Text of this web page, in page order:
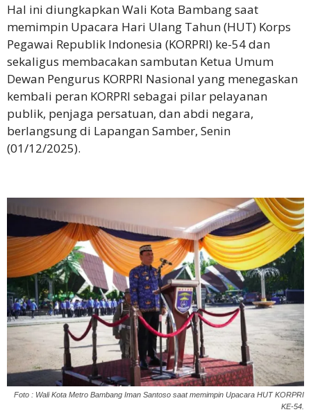
Hal ini diungkapkan Wali Kota Bambang saat
memimpin Upacara Hari Ulang Tahun (HUT) Korps
Pegawai Republik Indonesia (KORPRI) ke-54 dan
sekaligus membacakan sambutan Ketua Umum
Dewan Pengurus KORPRI Nasional yang menegaskan
kembali peran KORPRI sebagai pilar pelayanan
publik, penjaga persatuan, dan abdi negara,
berlangsung di Lapangan Samber, Senin
(01/12/2025).
Foto : Wali Kota Metro Bambang Iman Santoso saat memimpin Upacara HUT KORPRI
KE-54.